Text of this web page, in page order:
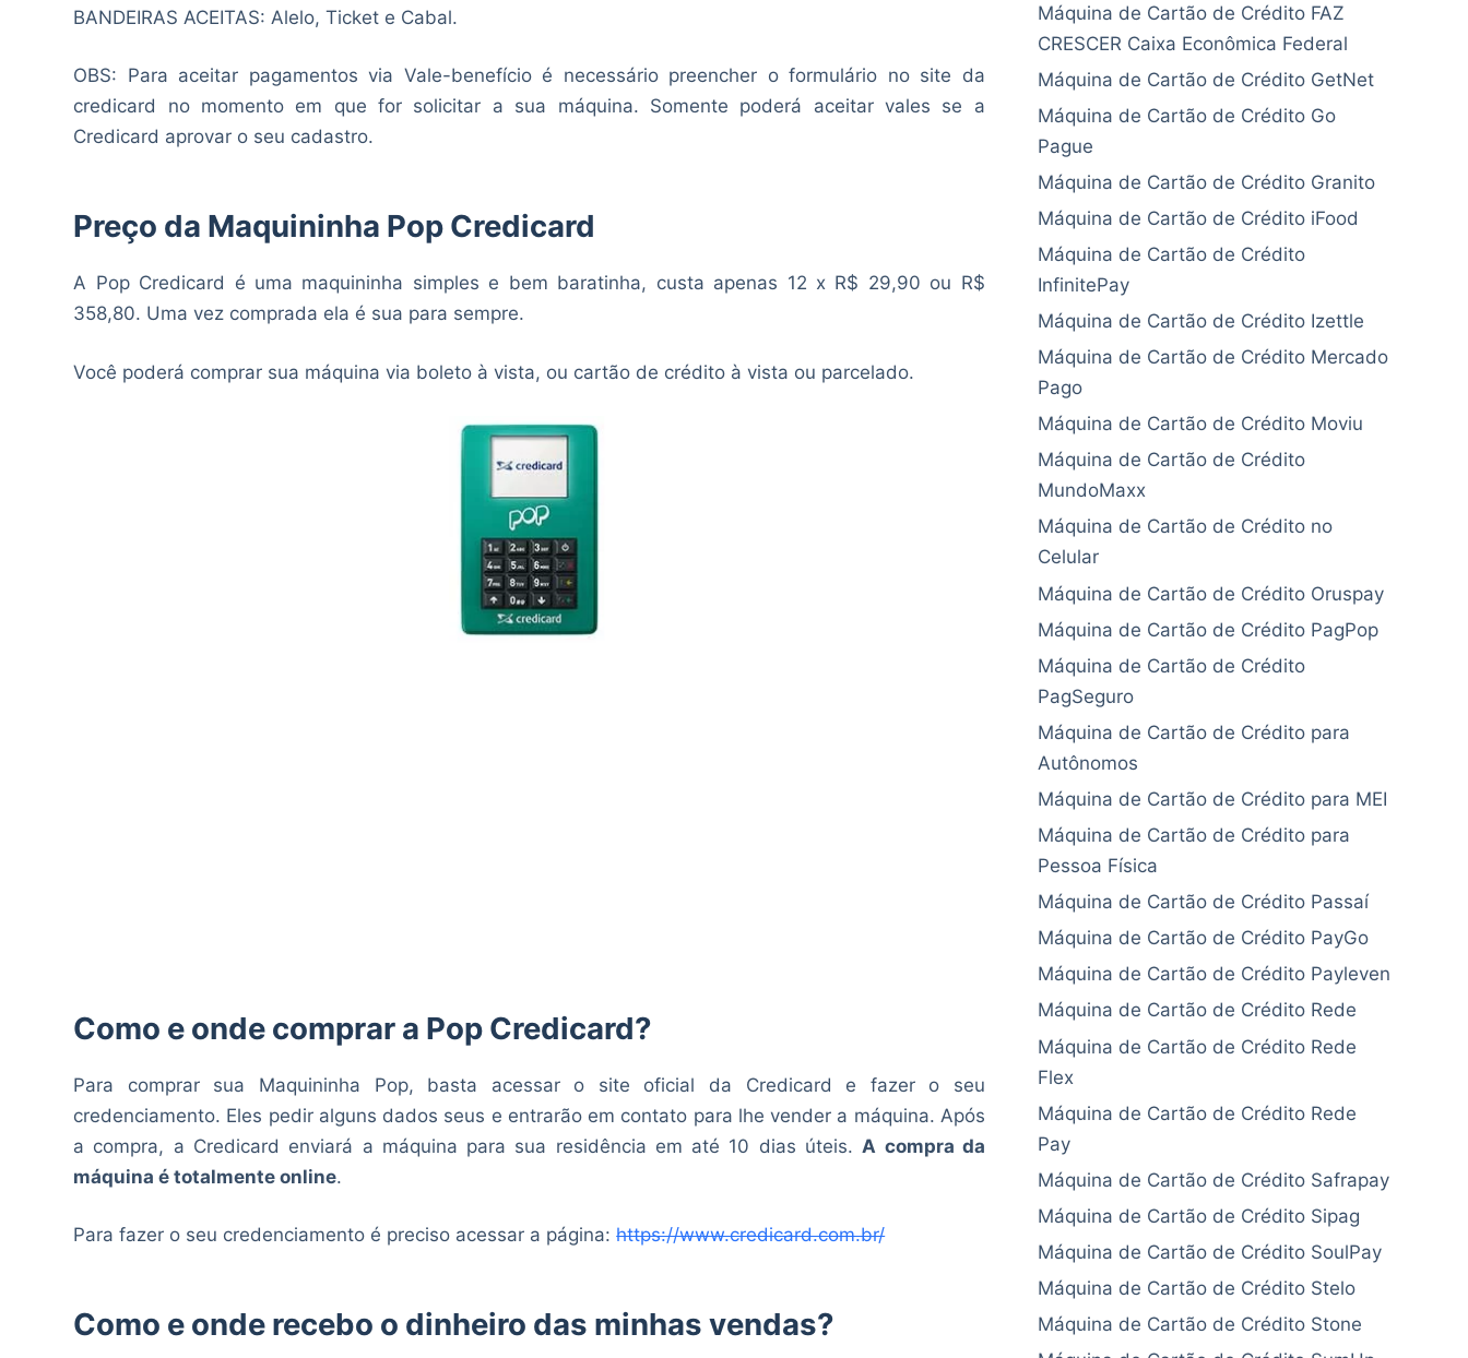
BANDEIRAS ACEITAS: Alelo, Ticket e Cabal.
OBS: Para aceitar pagamentos via Vale-benefício é necessário preencher o formulário no site da
credicard no momento em que for solicitar a sua máquina. Somente poderá aceitar vales se a
Credicard aprovar o seu cadastro.
Preço da Maquininha Pop Credicard
A Pop Credicard é uma maquininha simples e bem baratinha, custa apenas 12 x R$ 29,90 ou R$
358,80. Uma vez comprada ela é sua para sempre.
Você poderá comprar sua máquina via boleto à vista, ou cartão de crédito à vista ou parcelado.
Como e onde comprar a Pop Credicard?
Para comprar sua Maquininha Pop, basta acessar o site oficial da Credicard e fazer o seu
credenciamento. Eles pedir alguns dados seus e entrarão em contato para lhe vender a máquina. Após
a compra, a Credicard enviará a máquina para sua residência em até 10 dias úteis. A compra da
máquina é totalmente online.
Para fazer o seu credenciamento é preciso acessar a página:https://www.credicard.com.br/
Como e onde recebo o dinheiro das minhas vendas?
Máquina de Cartão de Crédito FAZ
CRESCER Caixa Econômica Federal
Máquina de Cartão de Crédito GetNet
Máquina de Cartão de Crédito Go
Pague
Máquina de Cartão de Crédito Granito
Máquina de Cartão de Crédito iFood
Máquina de Cartão de Crédito
InfinitePay
Máquina de Cartão de Crédito Izettle
Máquina de Cartão de Crédito Mercado
Pago
Máquina de Cartão de Crédito Moviu
Máquina de Cartão de Crédito
MundoMaxx
Máquina de Cartão de Crédito no
Celular
Máquina de Cartão de Crédito Oruspay
Máquina de Cartão de Crédito PagPop
Máquina de Cartão de Crédito
PagSeguro
Máquina de Cartão de Crédito para
Autônomos
Máquina de Cartão de Crédito para MEI
Máquina de Cartão de Crédito para
Pessoa Física
Máquina de Cartão de Crédito Passaí
Máquina de Cartão de Crédito PayGo
Máquina de Cartão de Crédito Payleven
Máquina de Cartão de Crédito Rede
Máquina de Cartão de Crédito Rede
Flex
Máquina de Cartão de Crédito Rede
Pay
Máquina de Cartão de Crédito Safrapay
Máquina de Cartão de Crédito Sipag
Máquina de Cartão de Crédito SoulPay
Máquina de Cartão de Crédito Stelo
Máquina de Cartão de Crédito Stone